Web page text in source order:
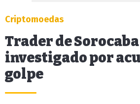
Criptomoedas
Trader de Sorocaba
investigado por
golpe